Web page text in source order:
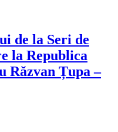
de la Seri de
la Republica
Răzvan Țupa –